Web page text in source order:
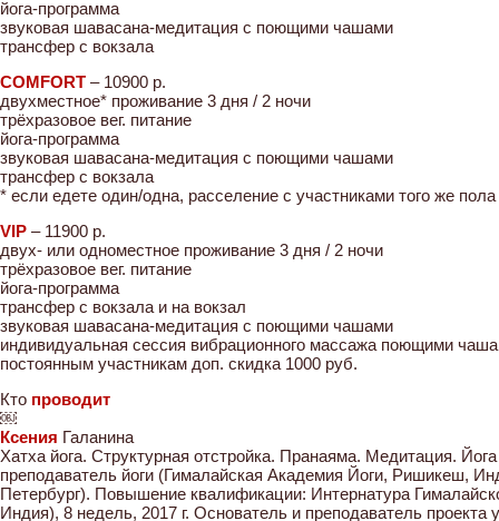
йога-программа
звуковая шавасана-медитация с поющими чашами
трансфер с вокзала
COMFORT – 10900 p.
двухместное* проживание 3 дня / 2 ночи
трёхразовое вег. питание
йога-программа
звуковая шавасана-медитация с поющими чашами
трансфер с вокзала
* если едете один/одна, расселение с участниками того же пола
VIP – 11900 p.
двух- или одноместное проживание 3 дня / 2 ночи
трёхразовое вег. питание
йога-программа
трансфер с вокзала и на вокзал
звуковая шавасана-медитация с поющими чашами
индивидуальная сессия вибрационного массажа поющими
постоянным участникам доп. скидка 1000 руб.
Кто проводит
￼
Ксения Галанина
Хатха йога. Структурная отстройка. Пранаяма. Медитация.
преподаватель йоги (Гималайская Академия Йоги, Ришикеш,
Петербург). Повышение квалификации: Интернатура
Индия), 8 недель, 2017 г. Основатель и преподаватель проекта